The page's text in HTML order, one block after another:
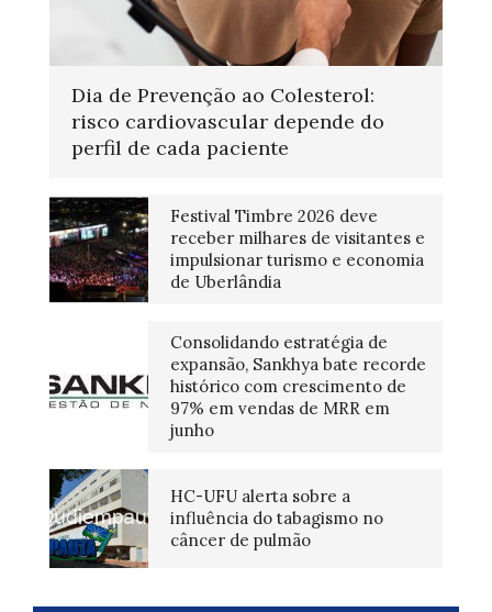
Dia de Prevenção ao Colesterol:
risco cardiovascular depende do
perfil de cada paciente
Festival Timbre 2026 deve
receber milhares de visitantes e
impulsionar turismo e economia
de Uberlândia
Consolidando estratégia de
expansão, Sankhya bate recorde
histórico com crescimento de
97% em vendas de MRR em
junho
HC-UFU alerta sobre a
influência do tabagismo no
câncer de pulmão